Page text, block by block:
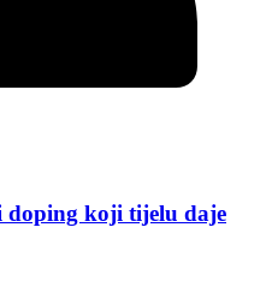
koji tijelu daje